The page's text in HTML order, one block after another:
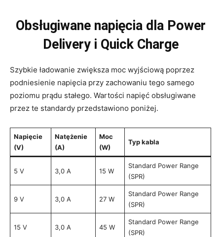
Obsługiwane napięcia dla Power
Delivery i Quick Charge
Szybkie ładowanie zwiększa moc wyjściową poprzez
podniesienie napięcia przy zachowaniu tego samego
poziomu prądu stałego. Wartości napięć obsługiwane
przez te standardy przedstawiono poniżej.
Napięcie
(V)
Natężenie
(A)
Moc
(W)
Typ kabla
5 V 3,0 A 15 W
Standard Power Range
(SPR)
9 V 3,0 A 27 W
Standard Power Range
(SPR)
15 V 3,0 A 45 W
Standard Power Range
(SPR)